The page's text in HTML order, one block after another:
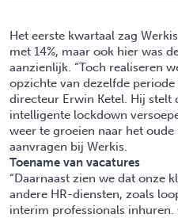
Het eerste kwartaal zag
met 14%, maar ook hier was
aanzienlijk. “Toch realiseren
opzichte van dezelfde
directeur Erwin Ketel. Hij stelt
intelligente lockdown
weer te groeien naar het
aanvragen bij Werkis.
Toename van vacatures
“Daarnaast zien we dat onze
andere HR-diensten, zoals
interim professionals